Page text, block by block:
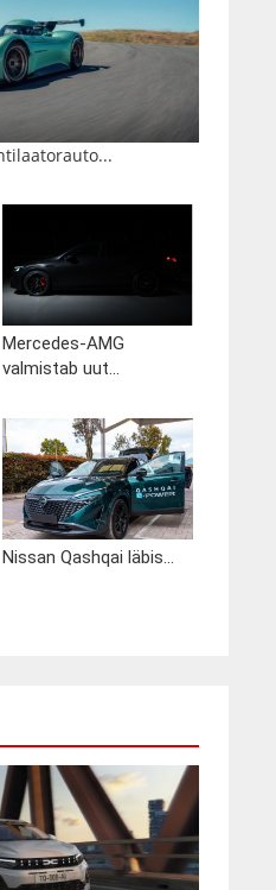
Mercedes-AMG
valmistab uut...
Nissan Qashqai läbis...